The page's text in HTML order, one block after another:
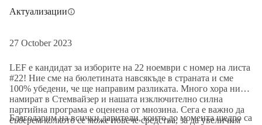
Актуализацииinfo
27 October 2023
LEF е кандидат за изборите на 22 ноември с номер на листа
#22! Ние сме на бюлетината навсякъде в страната и сме
100% убедени, че ще направим разликата. Много хора ни
намират в Стемвайзер и нашата изключително силна
партийна програма е оценена от мнозина. Сега е важно да
съберем колкото се може повече средства, за да увеличим
Благодарим на всички дарители, които до момента щедро са